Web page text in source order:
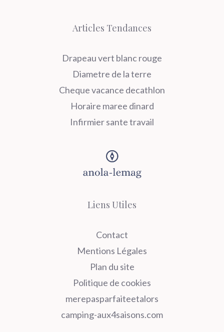
Articles Tendances
Drapeau vert blanc rouge
Diametre de la terre
Cheque vacance decathlon
Horaire maree dinard
Infirmier sante travail
Liens Utiles
Contact
Mentions Légales
Plan du site
Politique de cookies
merepasparfaiteetalors
camping-aux4saisons.com